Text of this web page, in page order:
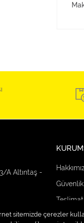
A Altıntaş -
Güvenlik
Kargo
sitemizde çerezler